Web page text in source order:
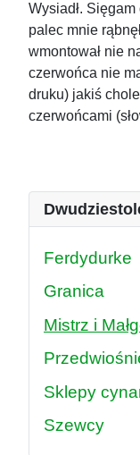
Wysiadł.
palec mnie
wmontował nie
czerwońca nie
druku) jakiś
czerwońcami
Ferdydurke
Granica
Mistrz i
Sklepy
Szewcy